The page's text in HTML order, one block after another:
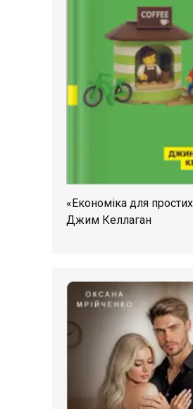
«Економіка для
Джим Келлаган